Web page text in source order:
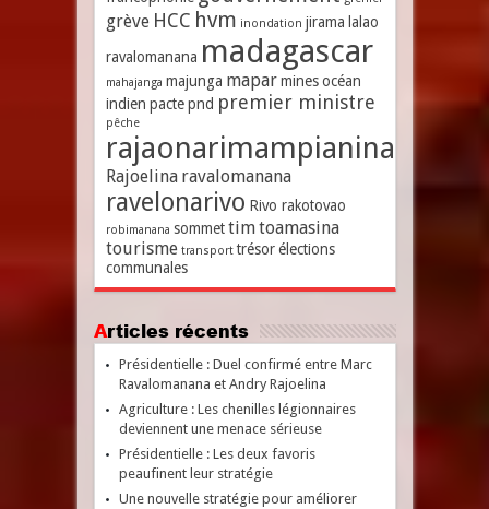
grève HCC hvm inondation jirama lalao
ravalomanana madagascar
mahajanga majunga mapar mines océan
indien pacte pnd premier ministre
pêche
rajaonarimampianina
Rajoelina ravalomanana
ravelonarivo Rivo rakotovao
robimanana sommet timtoamasina
tourisme transport trésor élections
communales
Articles récents
Présidentielle : Duel confirmé entre Marc
Ravalomanana et Andry Rajoelina
Agriculture : Les chenilles légionnaires
deviennent une menace sérieuse
Présidentielle : Les deux favoris
peaufinent leur stratégie
Une nouvelle stratégie pour améliorer